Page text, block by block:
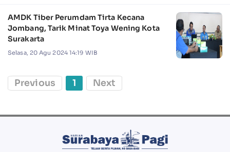
AMDK Tiber Perumdam Tirta Kecana
Jombang, Tarik Minat Toya Wening Kota
Surakarta
Selasa, 20 Agu 2024 14:19 WIB
Previous 1 Next